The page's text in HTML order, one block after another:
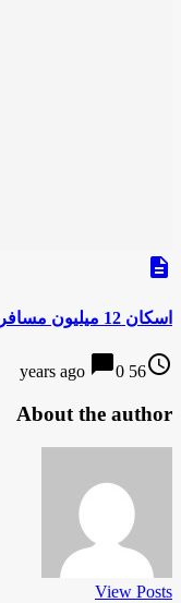
description
اسکان 12 میلیون مسافر نوروزی در ستادهای اسکان فرهنگیان
access_time
56 years ago
chat_bubble0
About the author
View Posts